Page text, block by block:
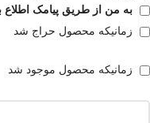
به من از طریق پیامک اطلاع
زمانیکه محصول حراج شد
زمانیکه محصول موجود شد